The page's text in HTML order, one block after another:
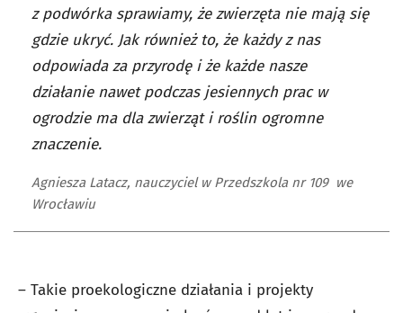
z podwórka sprawiamy, że zwierzęta nie mają się
gdzie ukryć. Jak również to, że każdy z nas
odpowiada za przyrodę i że każde nasze
działanie nawet podczas jesiennych prac w
ogrodzie ma dla zwierząt i roślin ogromne
znaczenie.
Agniesza Latacz, nauczyciel w Przedszkola nr 109 we
Wrocławiu
– Takie proekologiczne działania i projekty